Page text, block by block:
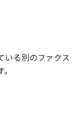
いる別のファクス